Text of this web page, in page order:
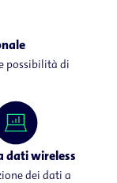
possibilità di
dati wireless
dei dati a